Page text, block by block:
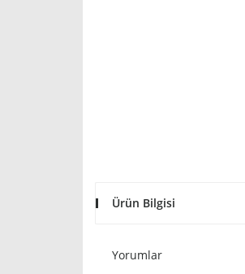
Ürün Bilgisi
Yorumlar